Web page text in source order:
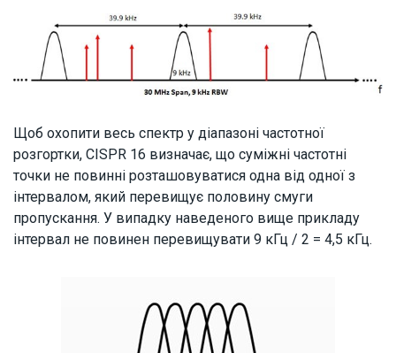
Щоб охопити весь спектр у діапазоні частотної
розгортки, CISPR 16 визначає, що суміжні частотні
точки не повинні розташовуватися одна від одної з
інтервалом, який перевищує половину смуги
пропускання. У випадку наведеного вище прикладу
інтервал не повинен перевищувати 9 кГц / 2 = 4,5 кГц.